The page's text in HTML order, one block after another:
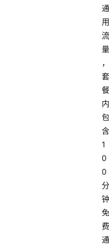
通
用
流
量
，
套
餐
内
包
含
1
0
0
分
钟
免
费
通